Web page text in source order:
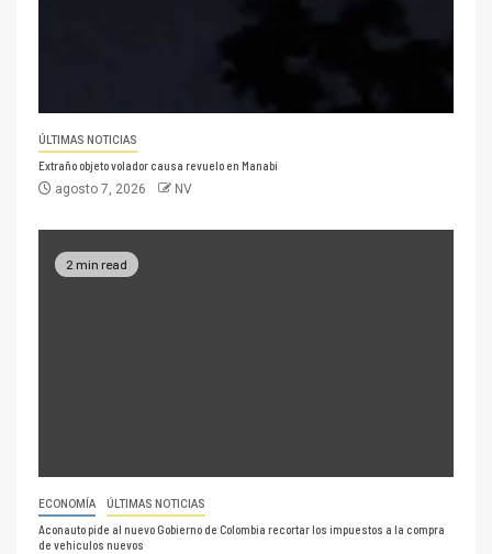
ÚLTIMAS NOTICIAS
Extraño objeto volador causa revuelo en Manabí
agosto 7, 2026 NV
2 min read
ECONOMÍA ÚLTIMAS NOTICIAS
Aconauto pide al nuevo Gobierno de Colombia recortar los impuestos a la compra
de vehículos nuevos